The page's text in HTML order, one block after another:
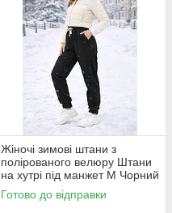
Жіночі зимові штани з
полірованого велюру Штани
на хутрі під манжет M Чорний
колір
Готово до відправки